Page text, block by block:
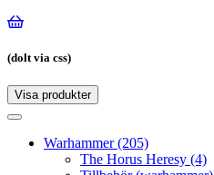
(dolt via css)
Visa produkter
Toggle
Toggle
navigationWarhammer(205)
The Horus Heresy (4)